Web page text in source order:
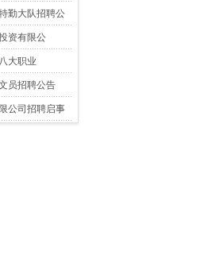
勤大队招聘公
资有限公
大职业
员招聘公告
公司招聘启事